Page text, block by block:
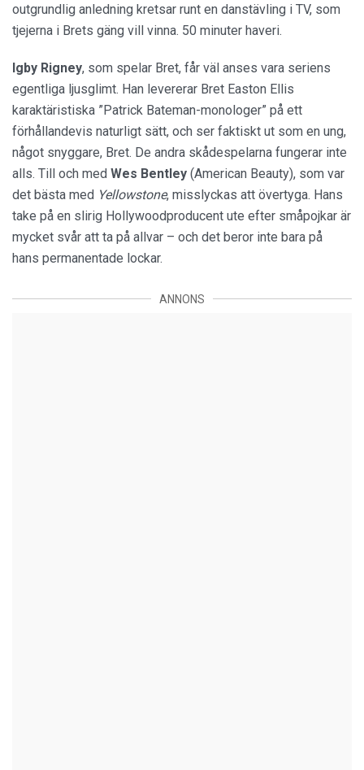
outgrundlig anledning kretsar runt en danstävling i TV, som
tjejerna i Brets gäng vill vinna. 50 minuter haveri.
Igby Rigney, som spelar Bret, får väl anses vara seriens
egentliga ljusglimt. Han levererar Bret Easton Ellis
karaktäristiska ”Patrick Bateman-monologer” på ett
förhållandevis naturligt sätt, och ser faktiskt ut som en ung,
något snyggare, Bret. De andra skådespelarna fungerar inte
alls. Till och med Wes Bentley (American Beauty), som var
det bästa med Yellowstone, misslyckas att övertyga. Hans
take på en slirig Hollywoodproducent ute efter småpojkar är
mycket svår att ta på allvar – och det beror inte bara på
hans permanentade lockar.
ANNONS